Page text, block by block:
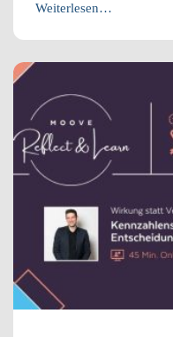
Weiterlesen…